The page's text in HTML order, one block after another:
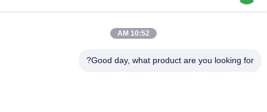
مقطورة مرحاض متحركة فاخرة مع ضمان لمدة سنة واحدة
مقطورة مرحاض خارجية متنقلة مخصصة مع حمامات 2 للتخييم
GT-3SS المرافق المتنقلة للمراحيض للفخامة
10:52 AM
Good day, what product are you looking for?